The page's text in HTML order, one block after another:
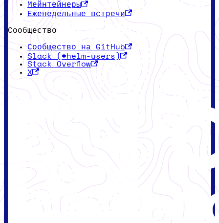
Мейнтейнеры
Еженедельные встречи
Сообщество
Сообщество на GitHub
Slack (#helm-users)
Stack Overflow
X